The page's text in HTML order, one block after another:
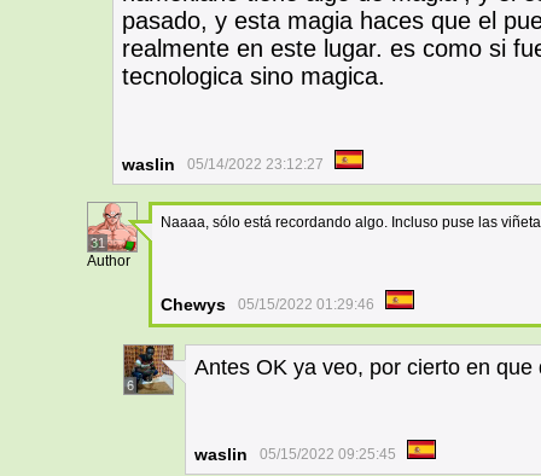
pasado, y esta magia haces que el
realmente en este lugar. es como si
tecnologica sino magica.
waslin 05/14/2022 23:12:27
31
Author
Naaaa, sólo está recordando algo. Incluso puse las
Chewys 05/15/2022 01:29:46
6
Antes OK ya veo, por cierto en
waslin 05/15/2022 09:25:45